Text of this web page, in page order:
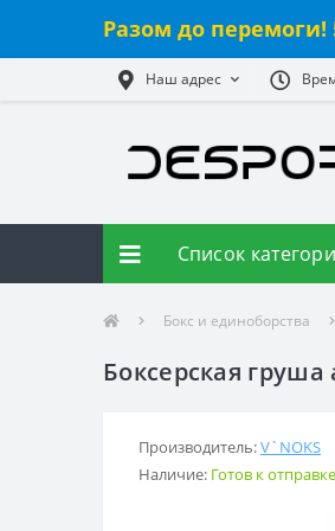
Разом до перемоги!
Наш адрес
Список
Бокс и единоборства
Боксерская груша
Производитель:V`NOKS
Наличие: Готов к отправке